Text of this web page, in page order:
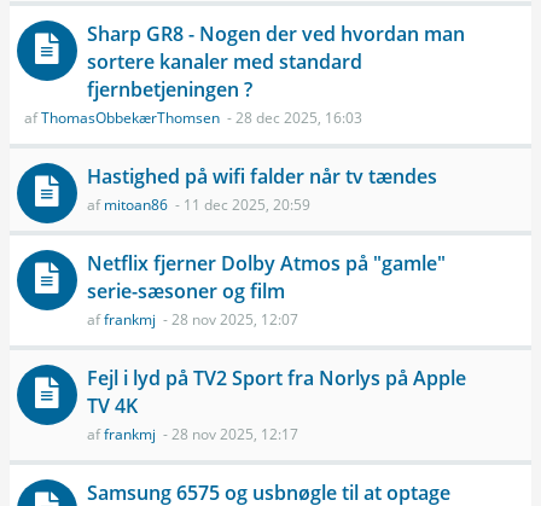
Sharp GR8 - Nogen der ved hvordan man
sortere kanaler med standard
fjernbetjeningen ?
afThomasObbekærThomsen - 28 dec 2025, 16:03
Hastighed på wifi falder når tv tændes
afmitoan86 - 11 dec 2025, 20:59
Netflix fjerner Dolby Atmos på "gamle"
serie-sæsoner og film
affrankmj - 28 nov 2025, 12:07
Fejl i lyd på TV2 Sport fra Norlys på Apple
TV 4K
affrankmj - 28 nov 2025, 12:17
Samsung 6575 og usbnøgle til at optage